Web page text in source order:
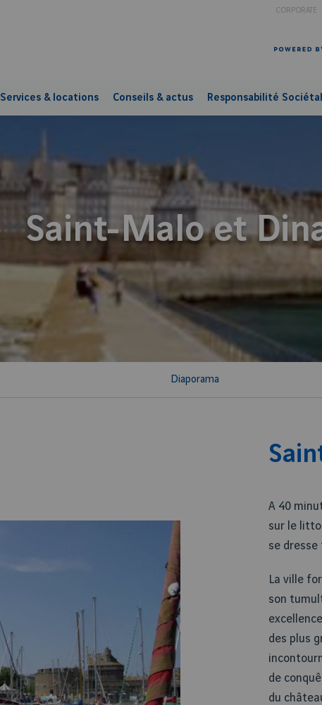
CORPORATE
Services & locations Conseils & actus Responsabilité
Saint-Malo et
Diaporama
A 40
sur le
se dresse
La ville
son
des plus
de
du